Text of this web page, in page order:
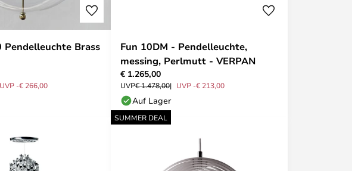
Pendelleuchte Brass
UVP -€ 266,00
Fun 10DM - Pendelleuchte,
messing, Perlmutt - VERPAN
€ 1.265,00
UVP€ 1.478,00 UVP -€ 213,00
Auf Lager
SUMMER DEAL